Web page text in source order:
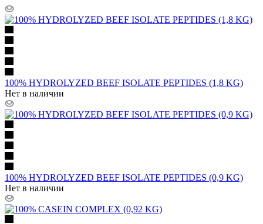
100% HYDROLYZED BEEF ISOLATE PEPTIDES (1,8 KG)
Нет в наличии
100% HYDROLYZED BEEF ISOLATE PEPTIDES (0,9 KG)
Нет в наличии